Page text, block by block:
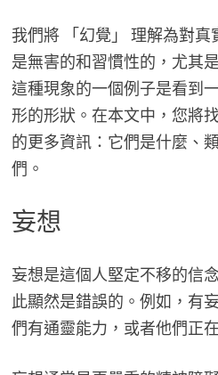
我們將 「幻覺」 理解為對
是無害的和習慣性的，尤其
這種現象的一個例子是看到
形的形狀。在本文中，您將
的更多資訊：它們是什麼、
們。
妄想
妄想是這個人堅定不移的信
此顯然是錯誤的。例如，有
們有通靈能力，或者他們正